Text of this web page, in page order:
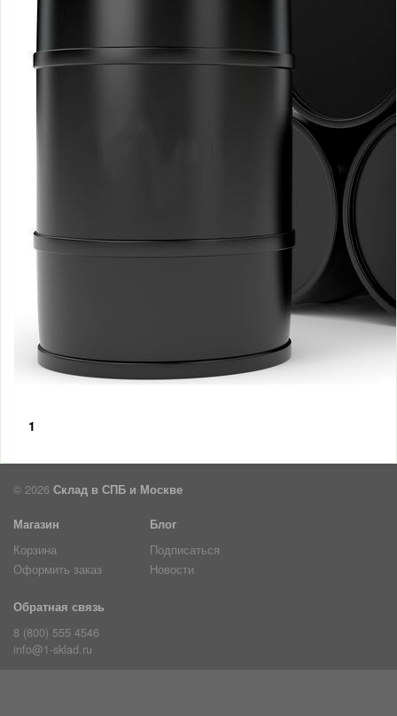
1
© 2026 Склад в СПБ и Москве
Магазин
Корзина
Оформить заказ
Блог
Подписаться
Новости
Обратная связь
8 (800) 555 4546
info@1-sklad.ru